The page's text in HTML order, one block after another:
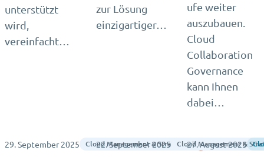
unterstützt
wird,
vereinfacht…
zur Lösung
einzigartiger…
ufe weiter
auszubauen.
Cloud
Collaboration
Governance
kann Ihnen
dabei…
29. September 2025 Cloud Management & Strategie Lee Sellen
22. September 2025 Cloud Management &
27. August 2025